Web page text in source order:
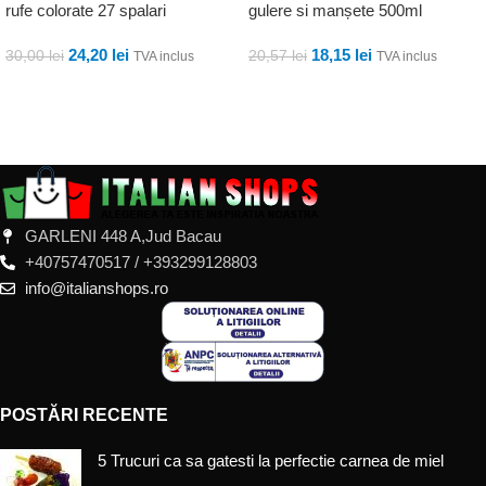
rufe colorate 27 spalari
30,00lei 24,20 lei TVA inclus
gulere si manșete 500ml
20,57lei 18,15 lei TVA inclus
GARLENI 448 A,Jud Bacau
+40757470517 / +393299128803
info@italianshops.ro
POSTĂRI RECENTE
5 Trucuri ca sa gatesti la perfectie carnea de miel